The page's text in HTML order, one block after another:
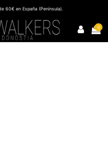
60€ en España (Península).
0